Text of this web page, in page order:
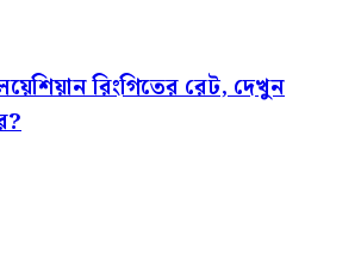
রিংগিতের রেট, দেখুন